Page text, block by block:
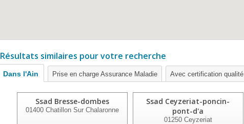
Résultats similaires pour votre recherche
Dans l'Ain Prise en charge Assurance Maladie Avec certification qualité
Ssad Bresse-dombes
01400Chatillon Sur Chalaronne
Ssad Ceyzeriat-poncin-
pont-d'a
01250Ceyzeriat